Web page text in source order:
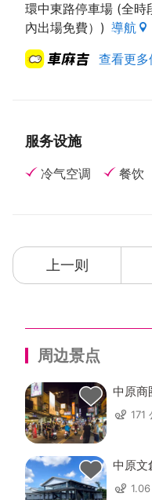
環中東路停車場 (全
內出場免費）) 導航
查看更
服务设施
冷气空调 餐饮
上一则
周边景点
中原商
171
中原文